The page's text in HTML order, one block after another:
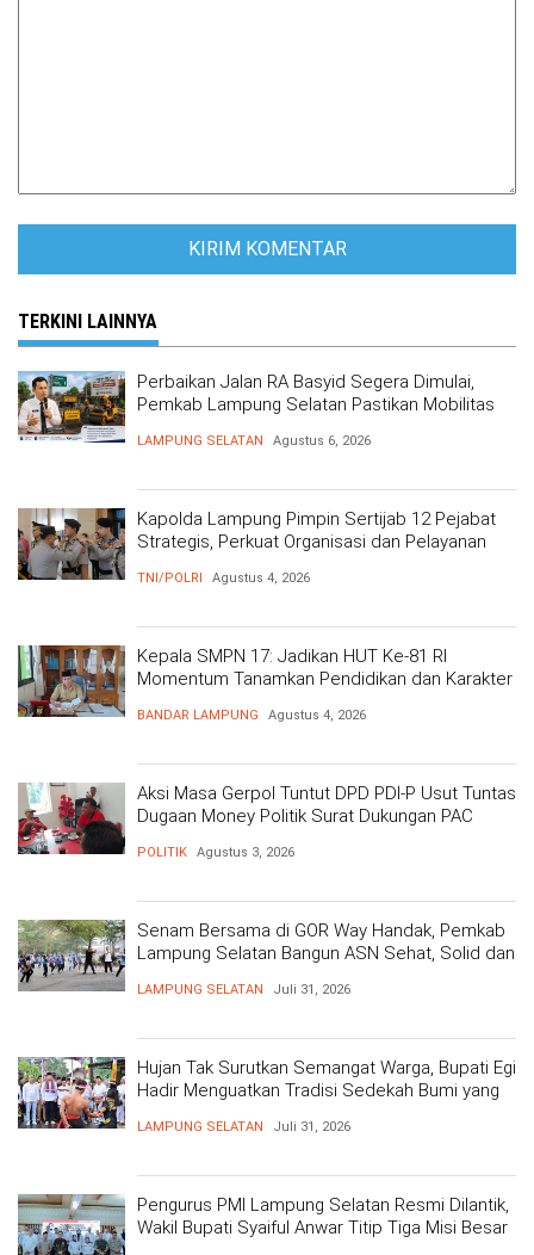
TERKINI LAINNYA
Perbaikan Jalan RA Basyid Segera Dimulai,
Pemkab Lampung Selatan Pastikan Mobilitas
LAMPUNG SELATAN Agustus 6, 2026
Kapolda Lampung Pimpin Sertijab 12 Pejabat
Strategis, Perkuat Organisasi dan Pelayanan
TNI/POLRI Agustus 4, 2026
Kepala SMPN 17: Jadikan HUT Ke-81 RI
Momentum Tanamkan Pendidikan dan Karakter
BANDAR LAMPUNG Agustus 4, 2026
Aksi Masa Gerpol Tuntut DPD PDI-P Usut Tuntas
Dugaan Money Politik Surat Dukungan PAC
POLITIK Agustus 3, 2026
Senam Bersama di GOR Way Handak, Pemkab
Lampung Selatan Bangun ASN Sehat, Solid dan
LAMPUNG SELATAN Juli 31, 2026
Hujan Tak Surutkan Semangat Warga, Bupati Egi
Hadir Menguatkan Tradisi Sedekah Bumi yang
LAMPUNG SELATAN Juli 31, 2026
Pengurus PMI Lampung Selatan Resmi Dilantik,
Wakil Bupati Syaiful Anwar Titip Tiga Misi Besar